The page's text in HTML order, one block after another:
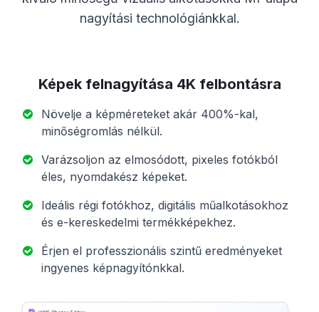
nagyítási technológiánkkal.
Képek felnagyítása 4K felbontásra
Növelje a képméreteket akár 400%-kal,
minőségromlás nélkül.
Varázsoljon az elmosódott, pixeles fotókból
éles, nyomdakész képeket.
Ideális régi fotókhoz, digitális műalkotásokhoz
és e-kereskedelmi termékképekhez.
Érjen el professzionális szintű eredményeket
ingyenes képnagyítónkkal.